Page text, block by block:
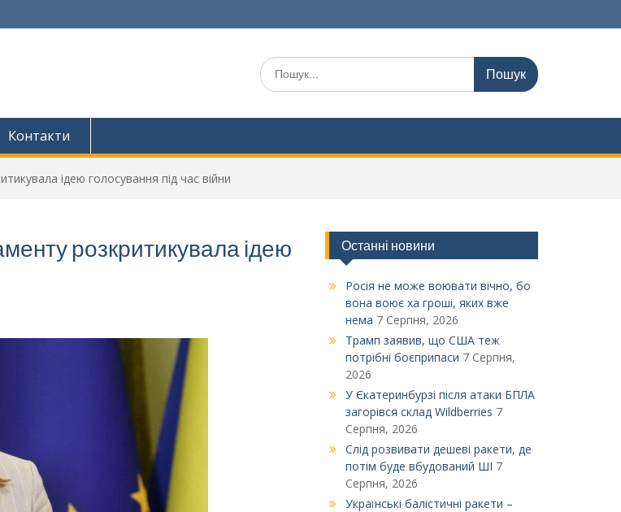
Шукати:
Контакти
ідею голосування під час війни
розкритикувала ідею
Останні новини
Росія не може воювати вічно, бо
вона воює ха гроші, яких вже
нема 7 Серпня, 2026
Трамп заявив, що США теж
потрібні боєприпаси 7 Серпня,
2026
У Єкатеринбурзі після атаки БПЛА
загорівся склад Wildberries 7
Серпня, 2026
Слід розвивати дешеві ракети, де
потім буде вбудований ШІ 7
Серпня, 2026
Українські балістичні ракети –